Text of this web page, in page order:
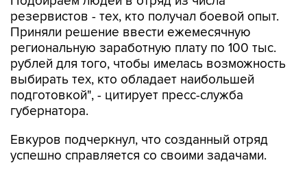
резервистов - тех, кто получал боевой опыт.
Приняли решение ввести ежемесячную
региональную заработную плату по 100 тыс.
рублей для того, чтобы имелась возможность
выбирать тех, кто обладает наибольшей
подготовкой", - цитирует пресс-служба
губернатора.
Евкуров подчеркнул, что созданный отряд
успешно справляется со своими задачами.